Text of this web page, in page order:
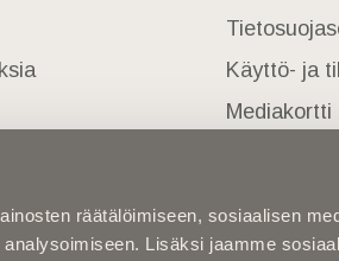
räätälöimiseen, sosiaalisen
Lisäksi jaamme
Käyttö- ja
Mediakortti